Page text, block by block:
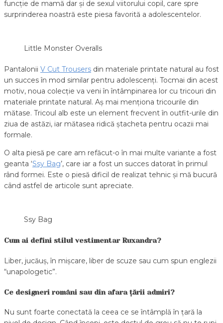
funcție de mamă dar și de sexul viitorului copil, care spre
surprinderea noastră este piesa favorită a adolescentelor.
Little Monster Overalls
Pantalonii V Cut Trousers din materiale printate natural au fost
un succes în mod similar pentru adolescenți. Tocmai din acest
motiv, noua colecție va veni în întâmpinarea lor cu tricouri din
materiale printate natural. Aș mai menționa tricourile din
mătase. Tricoul alb este un element frecvent în outfit-urile din
ziua de astăzi, iar mătasea ridică ștacheta pentru ocazii mai
formale.
O alta piesă pe care am refăcut-o în mai multe variante a fost
geanta ‘Ssy Bag’, care iar a fost un succes datorat în primul
rând formei. Este o piesă dificil de realizat tehnic și mă bucură
când astfel de articole sunt apreciate.
Ssy Bag
Cum ai defini stilul vestimentar Ruxandra?
Liber, jucăuș, în mișcare, liber de scuze sau cum spun englezii
“unapologetic”.
Ce designeri români sau din afara țării admiri?
Nu sunt foarte conectată la ceea ce se întâmplă în țară la